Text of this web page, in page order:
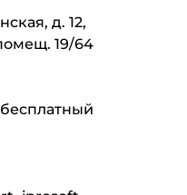
д. 12,
19/64